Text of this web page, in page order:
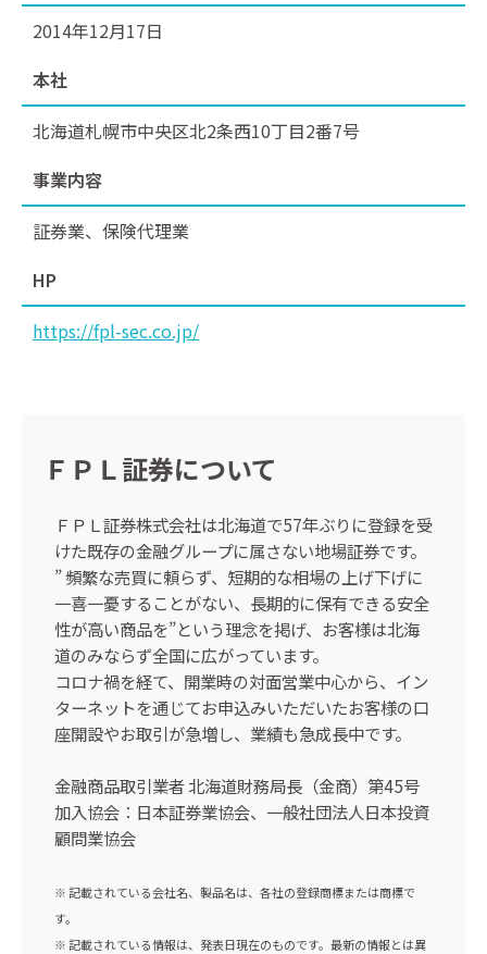
2014年12月17日
本社
北海道札幌市中央区北2条西10丁目2番7号
事業内容
証券業、保険代理業
HP
https://fpl-sec.co.jp/
ＦＰＬ証券について
ＦＰＬ証券株式会社は北海道で57年ぶりに登録を受
けた既存の金融グループに属さない地場証券です。
” 頻繁な売買に頼らず、短期的な相場の上げ下げに
一喜一憂することがない、長期的に保有できる安全
性が高い商品を”という理念を掲げ、お客様は北海
道のみならず全国に広がっています。
コロナ禍を経て、開業時の対面営業中心から、イン
ターネットを通じてお申込みいただいたお客様の口
座開設やお取引が急増し、業績も急成長中です。
金融商品取引業者 北海道財務局長（金商）第45号
加入協会：日本証券業協会、⼀般社団法人日本投資
顧問業協会
※ 記載されている会社名、製品名は、各社の登録商標または商標で
す。
※ 記載されている情報は、発表日現在のものです。最新の情報とは異